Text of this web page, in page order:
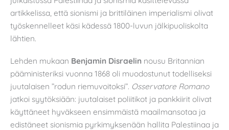
artikkelissa, että sionismi ja brittiläinen imperialismi olivat
työskennelleet käsi kädessä 1800-luvun jälkipuoliskolta
lähtien.
Lehden mukaan Benjamin Disraelin nousu Britannian
pääministeriksi vuonna 1868 oli muodostunut todelliseksi
juutalaisen ”rodun riemuvoitoksi”. Osservatore Romano
jatkoi syytöksiään: juutalaiset poliitikot ja pankkiirit olivat
käyttäneet hyväkseen ensimmäistä maailmansotaa ja
edistäneet sionismia pyrkimyksenään hallita Palestiinaa ja